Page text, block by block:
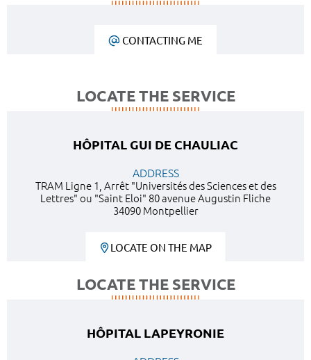
CONTACTING ME
LOCATE THE SERVICE
HÔPITAL GUI DE CHAULIAC
ADDRESS
TRAM Ligne 1, Arrêt "Universités des Sciences et des
Lettres" ou "Saint Eloi" 80 avenue Augustin Fliche
34090 Montpellier
LOCATE ON THE MAP
LOCATE THE SERVICE
HÔPITAL LAPEYRONIE